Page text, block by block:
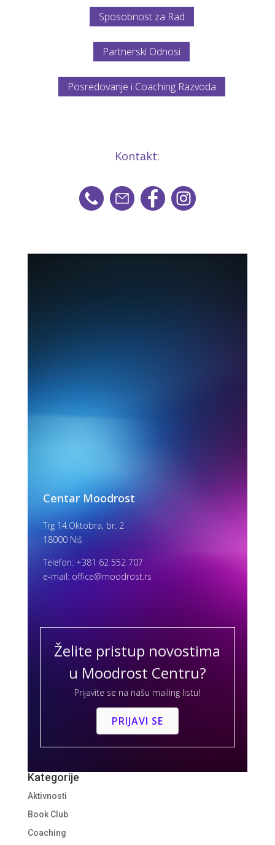
Sposobnost za Rad
Partnerski Odnosi
Posredovanje i Coaching Razvoda
Kontakt:
Centar Moodrost
Trg 14.Oktobra, br. 2
18000 Niš
Telefon: +381 62 552 707
e-mail: office@moodrost.rs
Želite pristup novostima
u Moodrost Centru?
Prijavite se na našu mailing listu!
PRIJAVI SE
Kategorije
Aktivnosti
Book Club
Coaching